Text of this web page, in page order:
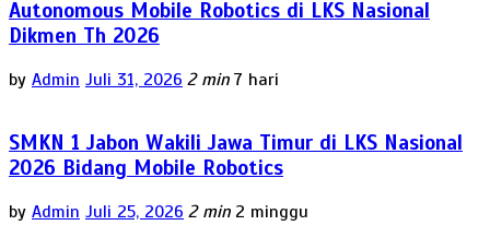
Autonomous Mobile Robotics di LKS Nasional
Dikmen Th 2026
by Admin Juli 31, 2026 2 min 7 hari
SMKN 1 Jabon Wakili Jawa Timur di LKS Nasional
2026 Bidang Mobile Robotics
by Admin Juli 25, 2026 2 min 2 minggu